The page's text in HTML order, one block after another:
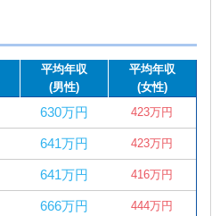
平均年収
(男性)
平均年収
(女性)
630万円 423万円
641万円 423万円
641万円 416万円
666万円 444万円